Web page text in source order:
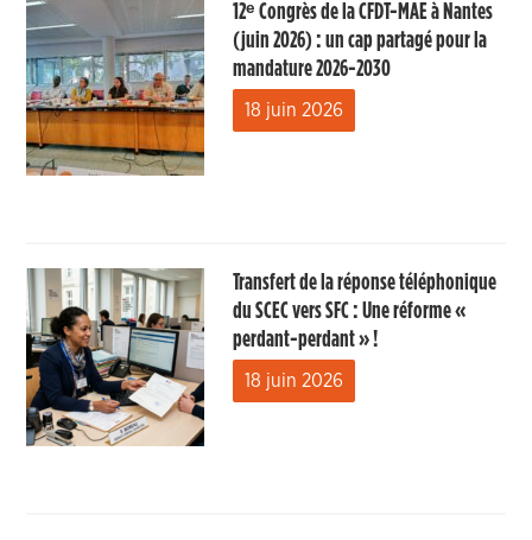
12ᵉ Congrès de la CFDT-MAE à Nantes
(juin 2026) : un cap partagé pour la
mandature 2026-2030
18 juin 2026
Transfert de la réponse téléphonique
du SCEC vers SFC : Une réforme «
perdant-perdant » !
18 juin 2026